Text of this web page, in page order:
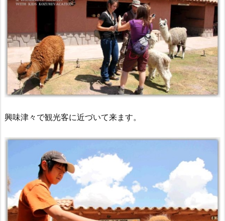
興味津々で観光客に近づいて来ます。